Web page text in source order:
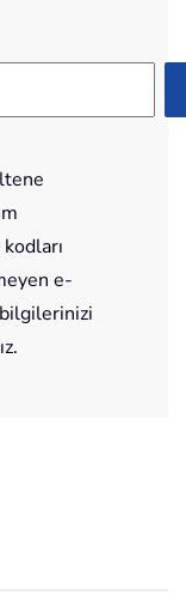
e-